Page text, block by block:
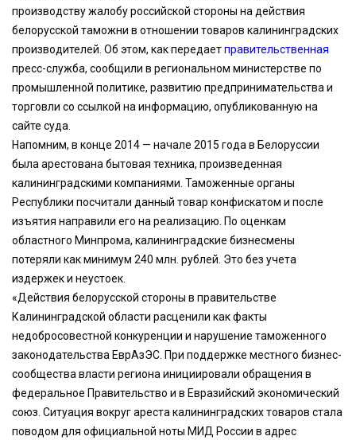
производству жалобу российской стороны на действия
белорусской таможни в отношении товаров калининградских
производителей. Об этом, как передаетправительственная
пресс-служба, сообщили в региональном министерстве по
промышленной политике, развитию предпринимательства и
торговли со ссылкой на информацию, опубликованную на
сайте суда.
Напомним, в конце 2014 — начале 2015 года в Белоруссии
была арестована бытовая техника, произведенная
калининградскими компаниями. Таможенные органы
Республики посчитали данный товар конфискатом и после
изъятия направили его на реализацию. По оценкам
областного Минпрома, калининградские бизнесмены
потеряли как минимум 240 млн. рублей. Это без учета
издержек и неустоек.
«Действия белорусской стороны в правительстве
Калининградской области расценили как факты
недобросовестной конкуренции и нарушение таможенного
законодательства ЕврАзЭС. При поддержке местного бизнес-
сообщества власти региона инициировали обращения в
федеральное Правительство и в Евразийский экономический
союз. Ситуация вокруг ареста калининградских товаров стала
поводом для официальной ноты МИД России в адрес